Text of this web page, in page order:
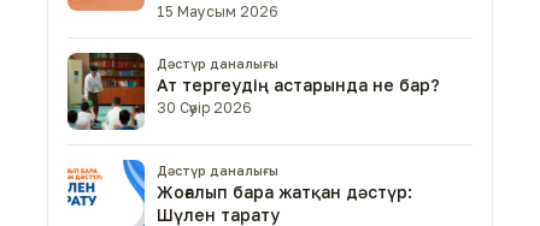
15 Маусым 2026
Дәстүр даналығы
Ат тергеудің астарында не бар?
30 Сәуір 2026
Дәстүр даналығы
Жоғалып бара жатқан дәстүр:
Шүлен тарату